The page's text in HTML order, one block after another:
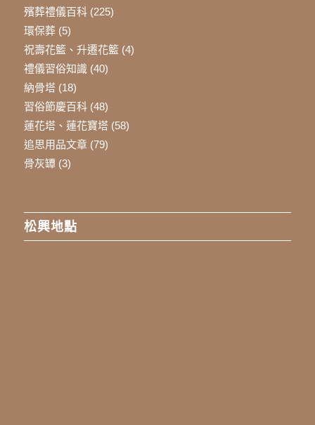
殯葬禮儀百科(225)
環保葬(5)
祝壽花籃、升遷花籃(4)
禮儀習俗知識(40)
納骨塔(18)
習俗節慶百科(48)
蓮花塔、蓮花寶塔(58)
追思用品文章(79)
骨灰罈(3)
松興地點